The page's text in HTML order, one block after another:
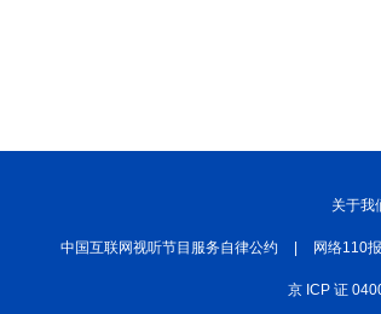
关于我
中国互联网视听节目服务自律公约 网络110
京 ICP 证